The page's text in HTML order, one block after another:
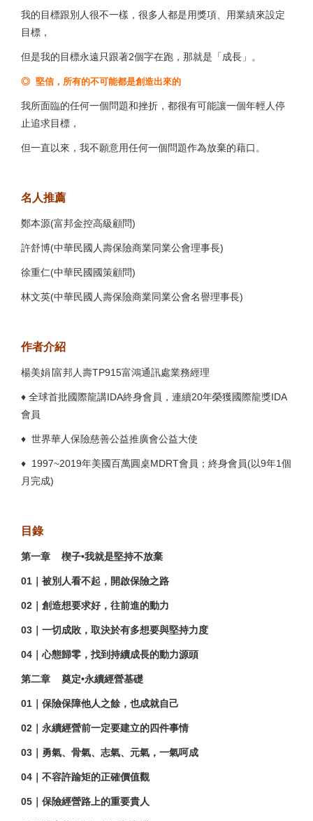
我的目標跟別人很不一樣，很多人都是用獎項、用業績來設定
目標，
但是我的目標永遠只跟著2個字在跑，那就是「成長」。
◎ 堅信，所有的不可能都是創造出來的
我所面臨的任何一個問題和挫折，都很有可能讓一個年輕人停
止追求目標，
但一直以來，我不願意用任何一個問題作為放棄的藉口。
名人推薦
鄭本源(富邦金控高級顧問)
許舒博(中華民國人壽保險商業同業公會理事長)
徐重仁(中華民國國策顧問)
林文英(中華民國人壽保險商業同業公會名譽理事長)
作者介紹
楊美娟∣富邦人壽TP915富鴻通訊處業務經理
♦ 全球首批國際龍講IDA終身會員，連續20年榮獲國際龍獎IDA
會員
♦ 世界華人保險慈善公益推廣會公益大使
♦ 1997~2019年美國百萬圓桌MDRT會員；終身會員(以9年1個
月完成)
目錄
第一章 楔子•我就是堅持不放棄
01 ｜被別人看不起，開啟保險之路
02 ｜創造想要求好，往前進的動力
03 ｜一切成敗，取決於有多想要與堅持力度
04 ｜心態歸零，找到持續成長的動力源頭
第二章 奠定•永續經營基礎
01 ｜保險保障他人之餘，也成就自己
02 ｜永續經營前一定要建立的四件事情
03 ｜勇氣、骨氣、志氣、元氣，一氣呵成
04 ｜不容許踰矩的正確價值觀
05 ｜保險經營路上的重要貴人